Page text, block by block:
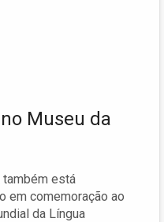
Museu da
também está
em comemoração ao
da Língua